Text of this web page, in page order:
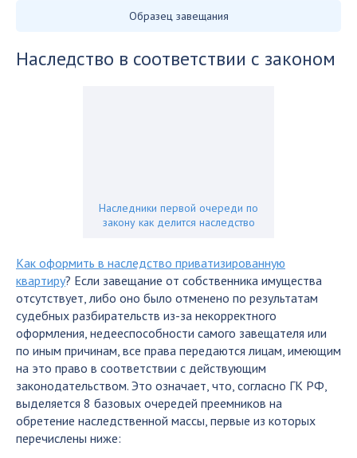
Образец завещания
Наследство в соответствии с законом
Наследники первой очереди по
закону как делится наследство
Как оформить в наследство приватизированную
квартиру? Если завещание от собственника имущества
отсутствует, либо оно было отменено по результатам
судебных разбирательств из-за некорректного
оформления, недееспособности самого завещателя или
по иным причинам, все права передаются лицам, имеющим
на это право в соответствии с действующим
законодательством. Это означает, что, согласно ГК РФ,
выделяется 8 базовых очередей преемников на
обретение наследственной массы, первые из которых
перечислены ниже: